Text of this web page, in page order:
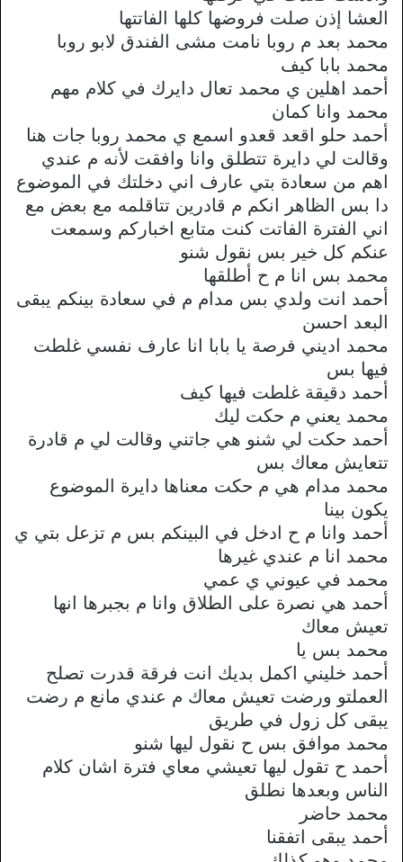
العشا إذن صلت فروضها كلها الفاتتها
محمد بعد م روبا نامت مشى الفندق لابو روبا
محمد بابا كيف
أحمد اهلين ي محمد تعال دايرك في كلام مهم
محمد وانا كمان
أحمد حلو اقعد قعدو اسمع ي محمد روبا جات هنا
وقالت لي دايرة تتطلق وانا وافقت لأنه م عندي
اهم من سعادة بتي عارف اني دخلتك في الموضوع
دا بس الظاهر انكم م قادرين تتاقلمه مع بعض مع
اني الفترة الفاتت كنت متابع اخباركم وسمعت
عنكم كل خير بس نقول شنو
محمد بس انا م ح أطلقها
أحمد انت ولدي بس مدام م في سعادة بينكم يبقى
البعد احسن
محمد اديني فرصة يا بابا انا عارف نفسي غلطت
فيها بس
أحمد دقيقة غلطت فيها كيف
محمد يعني م حكت ليك
أحمد حكت لي شنو هي جاتني وقالت لي م قادرة
تتعايش معاك بس
محمد مدام هي م حكت معناها دايرة الموضوع
يكون بينا
أحمد وانا م ح ادخل في البينكم بس م تزعل بتي ي
محمد انا م عندي غيرها
محمد في عيوني ي عمي
أحمد هي نصرة على الطلاق وانا م بجبرها انها
تعيش معاك
محمد بس يا
أحمد خليني اكمل بديك انت فرقة قدرت تصلح
العملتو ورضت تعيش معاك م عندي مانع م رضت
يبقى كل زول في طريق
محمد موافق بس ح نقول ليها شنو
أحمد ح تقول ليها تعيشي معاي فترة اشان كلام
الناس وبعدها نطلق
محمد حاضر
أحمد يبقى اتفقنا